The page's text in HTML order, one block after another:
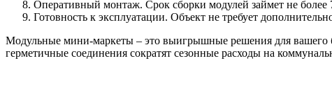
Оперативный монтаж. Срок сборки модулей займет не
Готовность к эксплуатации. Объект не требует
Модульные мини-маркеты – это выигрышные решения для вашего
герметичные соединения сократят сезонные расходы на